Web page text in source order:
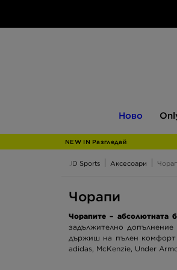
Ново
JD
NEW IN Разгледай
JD Sports Аксесоари
Чорапи
Чорапите – абсолютната
задължително
държиш на пълен комфорт
adidas, McKenzie, Under